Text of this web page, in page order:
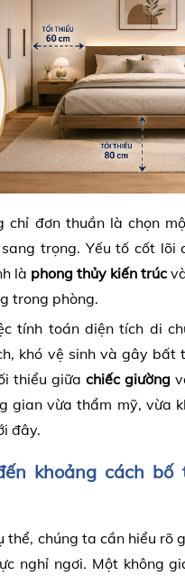
chỉ đơn thuần là chọn
trọng. Yếu tố cốt lõi
là phong thủy kiến trúc
trong phòng.
tính toán diện tích di
khó vệ sinh và gây bất
thiểu giữa chiếc giường
gian vừa thẩm mỹ, vừa
đây.
khoảng cách bố
thể, chúng ta cần hiểu rõ
nghỉ ngơi. Một không